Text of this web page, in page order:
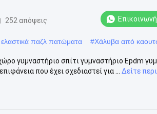
252 απόψεις
ελαστικά παζλ πατώματα #Χάλυβα από
γυμναστήριο σπίτι γυμναστήριο Epdm
που έχει σχεδιαστεί για ...
Δείτε